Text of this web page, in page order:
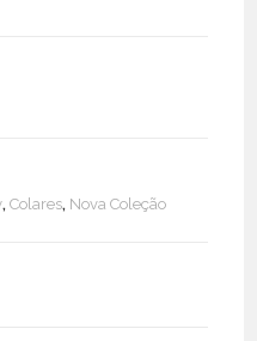
,Colares, Nova Coleção